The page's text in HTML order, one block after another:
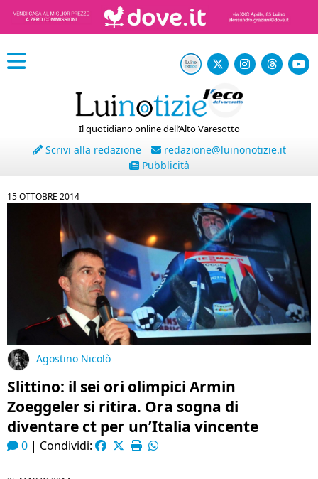
Il quotidiano online dell’Alto Varesotto
Scrivi alla redazione
redazione@luinonotizie.it
Pubblicità
15 OTTOBRE 2014
Agostino Nicolò
Slittino: il sei ori olimpici Armin
Zoeggeler si ritira. Ora sogna di
diventare ct per un’Italia vincente
0 | Condividi: